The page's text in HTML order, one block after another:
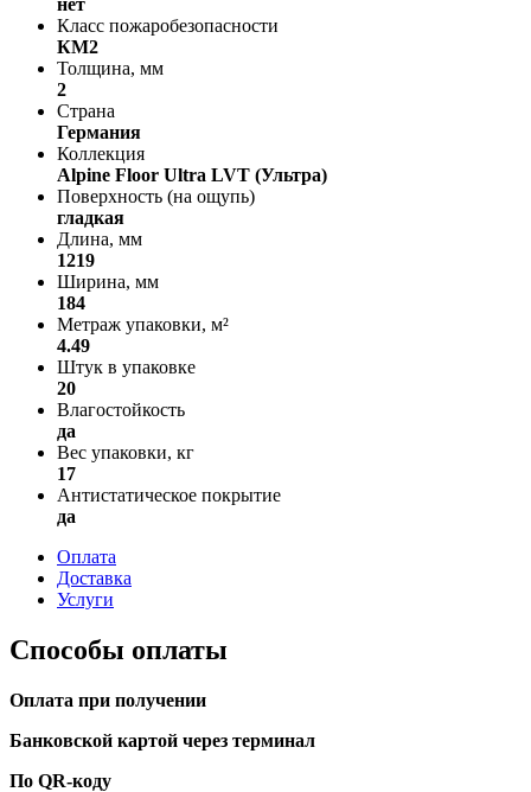
Класс пожаробезопасности
КМ2
Толщина, мм
2
Страна
Германия
Коллекция
Alpine Floor Ultra LVT (Ультра)
Поверхность (на ощупь)
гладкая
Длина, мм
1219
Ширина, мм
184
Метраж упаковки, м²
4.49
Штук в упаковке
20
Влагостойкость
да
Вес упаковки, кг
17
Антистатическое покрытие
да
Оплата
Доставка
Услуги
Способы оплаты
Оплата при получении
Банковской картой через терминал
По QR-коду